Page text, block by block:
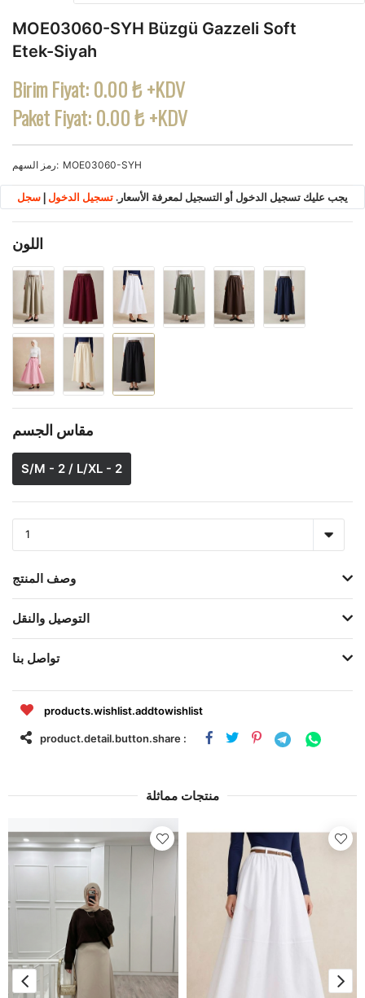
MOE03060-SYH Büzgü Gazzeli Soft
Etek-Siyah
Birim Fiyat:0.00 ₺ +KDV
Paket Fiyat:0.00 ₺ +KDV
رمز السهم MOE03060-SYH
يجب عليك تسجيل الدخول أو التسجيل لمعرفة الأسعار. تسجيل الدخول | سجل
اللون
مقاس الجسم
S/M - 2 / L/XL - 2
وصف المنتج
التوصيل والنقل
تواصل بنا
products.wishlist.addtowishlist
product.detail.button.share :
منتجات مماثلة